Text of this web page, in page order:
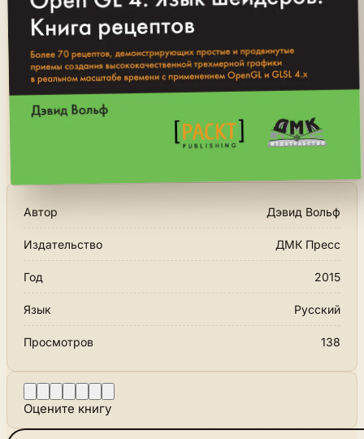
Автор Дэвид Вольф
Издательство ДМК Пресс
Год 2015
Язык Русский
Просмотров 138
Оцените книгу